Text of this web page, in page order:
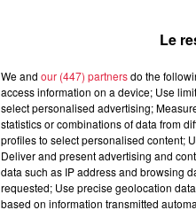
Le
We and our (447) partnersdo the
access information on a device; Use
select personalised advertising;
statistics or combinations of data from
profiles to select personalised content;
Deliver and present advertising and
data such as IP address and browsing
requested; Use precise geolocation
based on information transmitted